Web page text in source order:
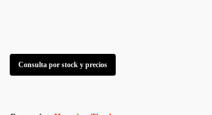
Consulta por stock y precios